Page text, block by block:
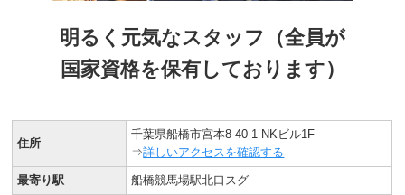
明るく元気なスタッフ（全員が
国家資格を保有しております）
住所
千葉県船橋市宮本8-40-1 NKビル1F
⇒詳しいアクセスを確認する
最寄り駅 船橋競馬場駅北口スグ